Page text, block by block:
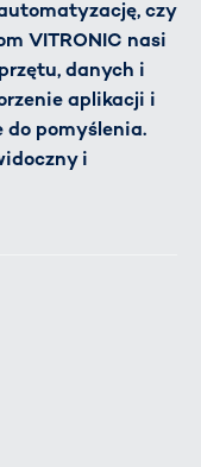
czy
VITRONIC nasi
danych i
aplikacji i
do pomyślenia.
i